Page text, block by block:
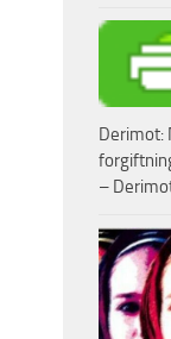
Derimot:
–